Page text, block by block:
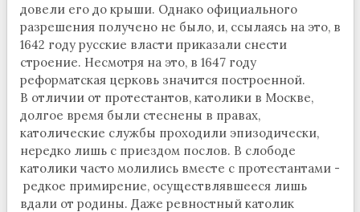
довели его до крыши. Однако официального
разрешения получено не было, и, ссылаясь на это, в
1642 году русские власти приказали снести
строение. Несмотря на это, в 1647 году
реформатская церковь значится построенной.
В отличии от протестантов, католики в Москве,
долгое время были стеснены в правах,
католические службы проходили эпизодически,
нередко лишь с приездом послов. В слободе
католики часто молились вместе с протестантами -
редкое примирение, осуществлявшееся лишь
вдали от родины. Даже ревностный католик